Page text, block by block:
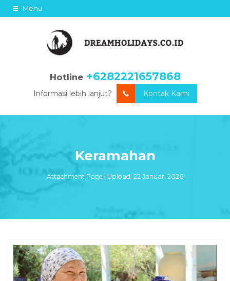
Menu
Hotline +6282221657868
Informasi lebih lanjut? Kontak Kami
Keramahan
Attachment Page | Upload: 22 Januari 2026